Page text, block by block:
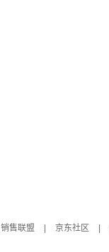
销售联盟 京东社区